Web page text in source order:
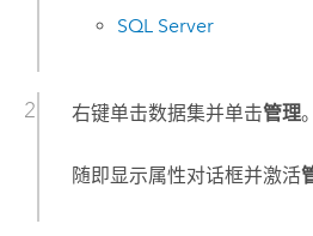
SQL Server
右键单击数据集并单击管理。
随即显示属性对话框并激活